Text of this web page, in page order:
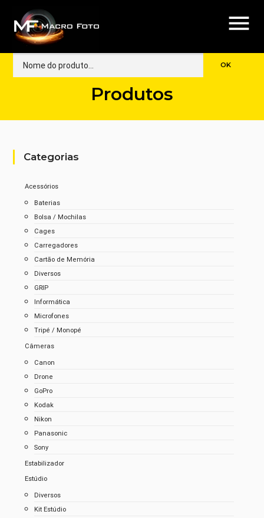
menu
Produtos
Categorias
Acessórios
Baterias
Bolsa / Mochilas
Cages
Carregadores
Cartão de Memória
Diversos
GRIP
Informática
Microfones
Tripé / Monopé
Câmeras
Canon
Drone
GoPro
Kodak
Nikon
Panasonic
Sony
Estabilizador
Estúdio
Diversos
Kit Estúdio